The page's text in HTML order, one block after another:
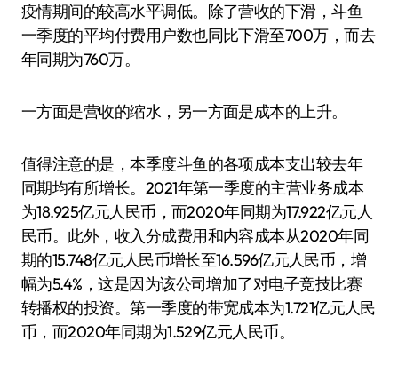
疫情期间的较高水平调低。除了营收的下滑，斗鱼
一季度的平均付费用户数也同比下滑至700万，而去
年同期为760万。
一方面是营收的缩水，另一方面是成本的上升。
值得注意的是，本季度斗鱼的各项成本支出较去年
同期均有所增长。2021年第一季度的主营业务成本
为18.925亿元人民币，而2020年同期为17.922亿元人
民币。此外，收入分成费用和内容成本从2020年同
期的15.748亿元人民币增长至16.596亿元人民币，增
幅为5.4%，这是因为该公司增加了对电子竞技比赛
转播权的投资。第一季度的带宽成本为1.721亿元人民
币，而2020年同期为1.529亿元人民币。